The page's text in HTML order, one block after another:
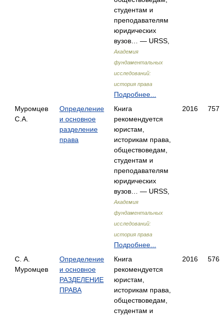
студентам и
преподавателям
юридических
вузов… — URSS,
Академия
фундаментальных
исследований:
история права
Подробнее...
Муромцев
С.А.
Определение
и основное
разделение
права
Книга
рекомендуется
юристам,
историкам права,
обществоведам,
студентам и
преподавателям
юридических
вузов… — URSS,
Академия
фундаментальных
исследований:
история права
Подробнее...
2016 757
С. А.
Муромцев
Определение
и основное
РАЗДЕЛЕНИЕ
ПРАВА
Книга
рекомендуется
юристам,
историкам права,
обществоведам,
студентам и
2016 576